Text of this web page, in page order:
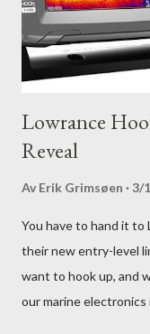
Lowrance
Reveal
Av Erik Grimsøen 3/
You have to hand it to
their new entry-level
want to hook up, and
our marine